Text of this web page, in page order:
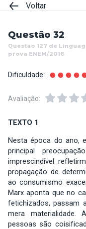
Voltar
Questão 32
Questão 127 de
prova ENEM/2016
Dificuldade:
Avaliação:
TEXTO 1
Nesta época do ano,
principal
imprescindível
propagação de
ao consumismo
Marx aponta que no
fetichizados, passam
mera
pessoas são